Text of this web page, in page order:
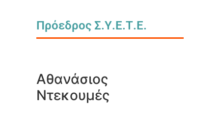
Πρόεδρος Σ.Υ.Ε.Τ.Ε.
Αθανάσιος
Ντεκουμές